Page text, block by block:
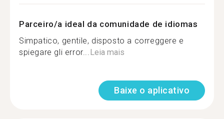
Parceiro/a ideal da comunidade de idiomas
Simpatico, gentile, disposto a correggere e
spiegare gli error...Leia mais
Baixe o aplicativo